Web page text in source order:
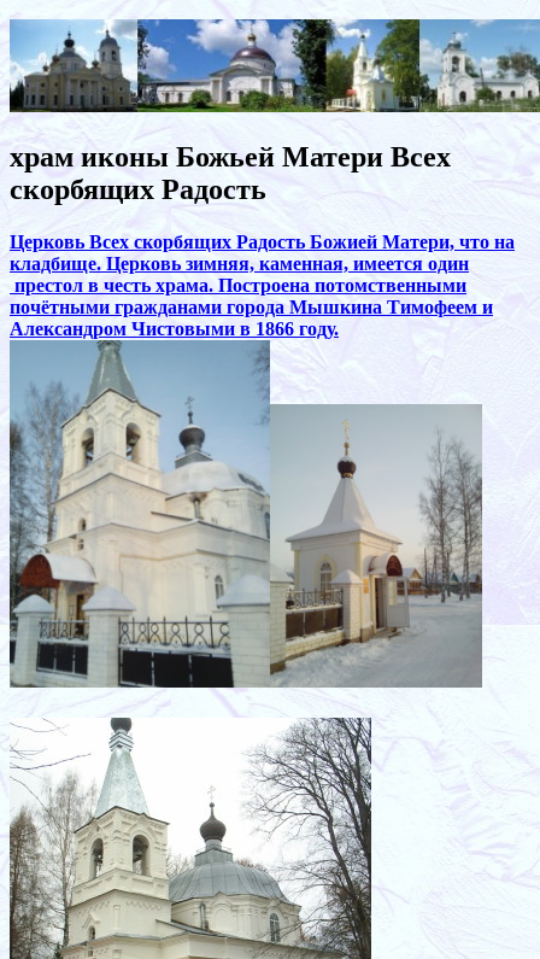
храм иконы Божьей Матери Всех
скорбящих Радость
Церковь Всех скорбящих Радость Божией Матери, что на
кладбище. Церковь зимняя, каменная, имеется один
престол в честь храма. Построена потомственными
почётными гражданами города Мышкина Тимофеем и
Александром Чистовыми в 1866 году.